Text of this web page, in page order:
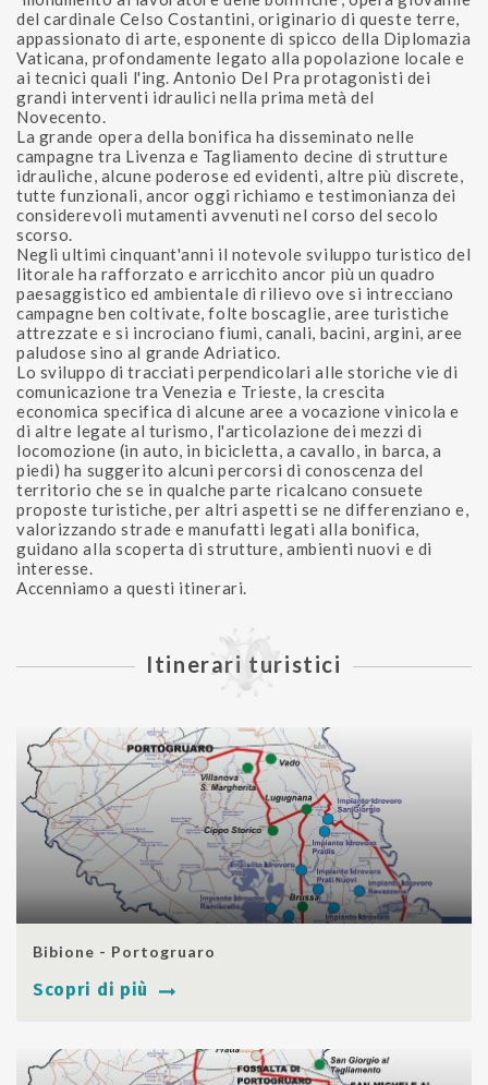
del cardinale Celso Costantini, originario di queste terre,
appassionato di arte, esponente di spicco della Diplomazia
Vaticana, profondamente legato alla popolazione locale e
ai tecnici quali l'ing. Antonio Del Pra protagonisti dei
grandi interventi idraulici nella prima metà del
Novecento.
La grande opera della bonifica ha disseminato nelle
campagne tra Livenza e Tagliamento decine di strutture
idrauliche, alcune poderose ed evidenti, altre più discrete,
tutte funzionali, ancor oggi richiamo e testimonianza dei
considerevoli mutamenti avvenuti nel corso del secolo
scorso.
Negli ultimi cinquant'anni il notevole sviluppo turistico del
litorale ha rafforzato e arricchito ancor più un quadro
paesaggistico ed ambientale di rilievo ove si intrecciano
campagne ben coltivate, folte boscaglie, aree turistiche
attrezzate e si incrociano fiumi, canali, bacini, argini, aree
paludose sino al grande Adriatico.
Lo sviluppo di tracciati perpendicolari alle storiche vie di
comunicazione tra Venezia e Trieste, la crescita
economica specifica di alcune aree a vocazione vinicola e
di altre legate al turismo, l'articolazione dei mezzi di
locomozione (in auto, in bicicletta, a cavallo, in barca, a
piedi) ha suggerito alcuni percorsi di conoscenza del
territorio che se in qualche parte ricalcano consuete
proposte turistiche, per altri aspetti se ne differenziano e,
valorizzando strade e manufatti legati alla bonifica,
guidano alla scoperta di strutture, ambienti nuovi e di
interesse.
Accenniamo a questi itinerari.
Itinerari turistici
Bibione - Portogruaro
Scopri di più